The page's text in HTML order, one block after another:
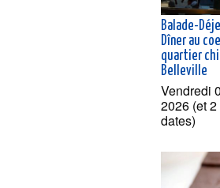
Balade-
Dîner au
quartier
Belleville
Vendredi
2026 (et
dates)